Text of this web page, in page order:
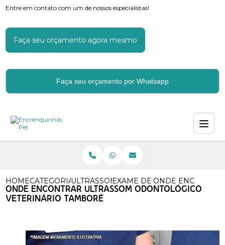
Entre em contato com um de nossos especialistas!
Faça seu orçamento agora mesmo
Faça seu orçamento por Whatsapp
HOMECATEGORIASULTRASSOM VETERINARIO
EXAME DE ULTRASSOM
ONDE
ONDE ENCONTRAR ULTRASSOM ODONTOLÓGICO
VETERINÁRIO TAMBORÉ